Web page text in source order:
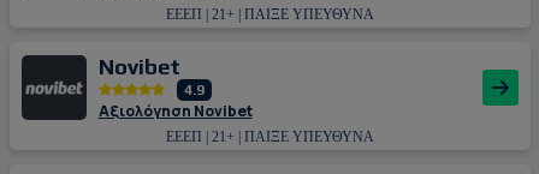
ΕΕΕΠ | 21+ | ΠΑΙΞΕ ΥΠΕΥΘΥΝΑ
Novibet
4.9
Αξιολόγηση Novibet
ΕΕΕΠ | 21+ | ΠΑΙΞΕ ΥΠΕΥΘΥΝΑ